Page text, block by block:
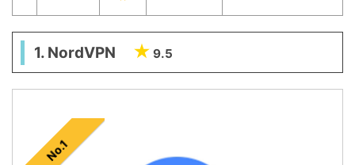
1. NordVPN 9.5
No.1